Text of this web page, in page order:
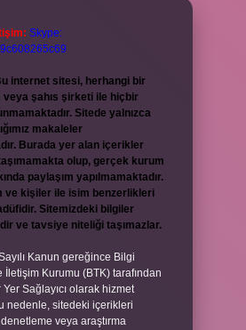
Skype:
internet sitesi, herhangi bir
şahıs şirketi ile hiçbir
Sitede yalnızca
makaleler
Burada yer alan içerikler
olup, gerçek kurum
paylaşım yapılmamaktadır.
ve kişiler ile isim benzerlikleri
Sitemizdeki bilgiler
ve tavsiye niteliği taşımazlar.
Kanun gereğince Bilgi
İletişim Kurumu (BTK) tarafından
Sağlayıcı olarak hizmet
nedenle, sitedeki içerikleri
veya araştırma